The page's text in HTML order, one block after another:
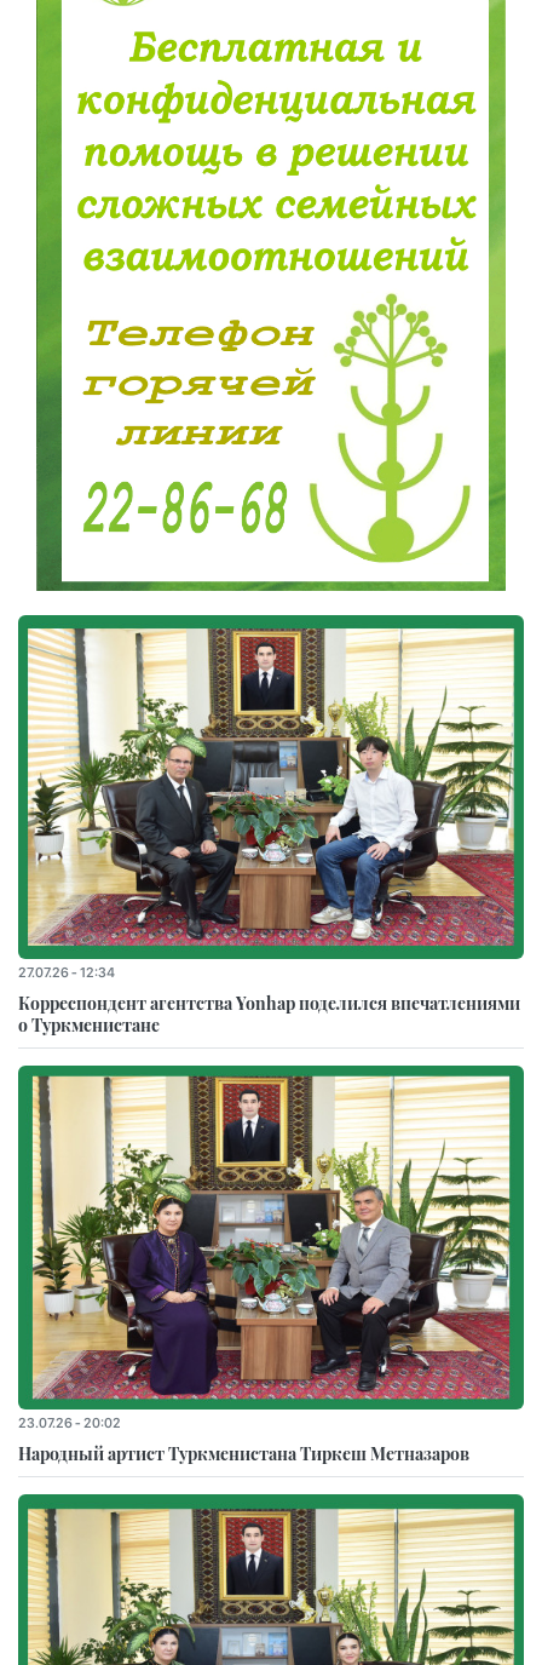
27.07.26 - 12:34
Корреспондент агентства Yonhap поделился впечатлениями
о Туркменистане
23.07.26 - 20:02
Народный артист Туркменистана Тиркеш Мeтназаров